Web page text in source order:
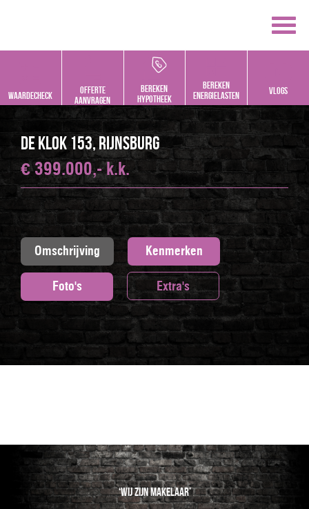
De Klok 153, RIJNSBURG
€ 399.000,- k.k.
Omschrijving Kenmerken
Foto's Extra's
‘Wij zijn makelaar’
Waardecheck
offerte
aanvragen
bereken
hypotheek
Bereken
energielasten
vlogs